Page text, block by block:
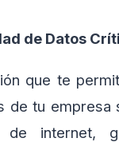
de Datos
que te
de tu empresa
internet,